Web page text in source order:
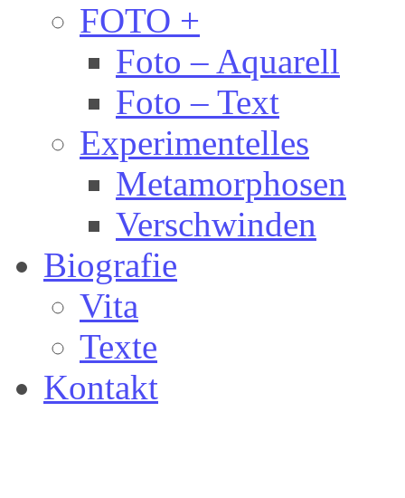
FOTO +
Foto – Aquarell
Foto – Text
Experimentelles
Metamorphosen
Verschwinden
Biografie
Vita
Texte
Kontakt